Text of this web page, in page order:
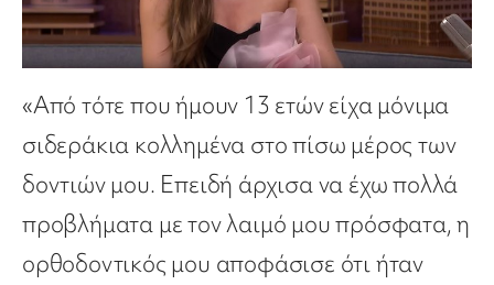
«Από τότε που ήμουν 13 ετών είχα μόνιμα
σιδεράκια κολλημένα στο πίσω μέρος των
δοντιών μου. Επειδή άρχισα να έχω πολλά
προβλήματα με τον λαιμό μου πρόσφατα, η
ορθοδοντικός μου αποφάσισε ότι ήταν